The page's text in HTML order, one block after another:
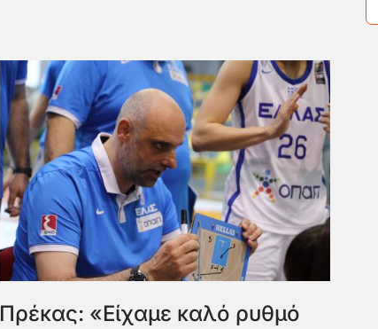
Πρέκας: «Είχαμε καλό ρυθμό